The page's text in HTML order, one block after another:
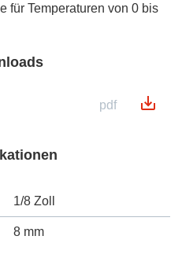
für Temperaturen von 0 bis
pdf
1/8 Zoll
8 mm